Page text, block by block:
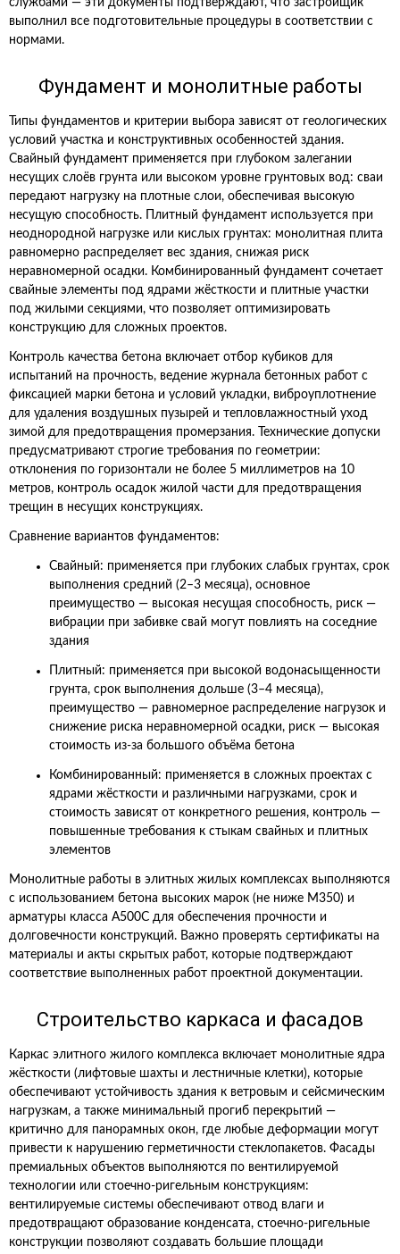
службами — эти документы подтверждают, что застройщик
выполнил все подготовительные процедуры в соответствии с
нормами.
Фундамент и монолитные работы
Типы фундаментов и критерии выбора зависят от геологических
условий участка и конструктивных особенностей здания.
Свайный фундамент применяется при глубоком залегании
несущих слоёв грунта или высоком уровне грунтовых вод: сваи
передают нагрузку на плотные слои, обеспечивая высокую
несущую способность. Плитный фундамент используется при
неоднородной нагрузке или кислых грунтах: монолитная плита
равномерно распределяет вес здания, снижая риск
неравномерной осадки. Комбинированный фундамент сочетает
свайные элементы под ядрами жёсткости и плитные участки
под жилыми секциями, что позволяет оптимизировать
конструкцию для сложных проектов.
Контроль качества бетона включает отбор кубиков для
испытаний на прочность, ведение журнала бетонных работ с
фиксацией марки бетона и условий укладки, виброуплотнение
для удаления воздушных пузырей и тепловлажностный уход
зимой для предотвращения промерзания. Технические допуски
предусматривают строгие требования по геометрии:
отклонения по горизонтали не более 5 миллиметров на 10
метров, контроль осадок жилой части для предотвращения
трещин в несущих конструкциях.
Сравнение вариантов фундаментов:
Свайный: применяется при глубоких слабых грунтах, срок
выполнения средний (2–3 месяца), основное
преимущество — высокая несущая способность, риск —
вибрации при забивке свай могут повлиять на соседние
здания
Плитный: применяется при высокой водонасыщенности
грунта, срок выполнения дольше (3–4 месяца),
преимущество — равномерное распределение нагрузок и
снижение риска неравномерной осадки, риск — высокая
стоимость из‑за большого объёма бетона
Комбинированный: применяется в сложных проектах с
ядрами жёсткости и различными нагрузками, срок и
стоимость зависят от конкретного решения, контроль —
повышенные требования к стыкам свайных и плитных
элементов
Монолитные работы в элитных жилых комплексах выполняются
с использованием бетона высоких марок (не ниже М350) и
арматуры класса А500С для обеспечения прочности и
долговечности конструкций. Важно проверять сертификаты на
материалы и акты скрытых работ, которые подтверждают
соответствие выполненных работ проектной документации.
Строительство каркаса и фасадов
Каркас элитного жилого комплекса включает монолитные ядра
жёсткости (лифтовые шахты и лестничные клетки), которые
обеспечивают устойчивость здания к ветровым и сейсмическим
нагрузкам, а также минимальный прогиб перекрытий —
критично для панорамных окон, где любые деформации могут
привести к нарушению герметичности стеклопакетов. Фасады
премиальных объектов выполняются по вентилируемой
технологии или стоечно‑ригельным конструкциям:
вентилируемые системы обеспечивают отвод влаги и
предотвращают образование конденсата, стоечно‑ригельные
конструкции позволяют создавать большие площади